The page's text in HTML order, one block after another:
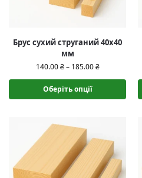
Брус сухий струганий 40х40
мм
140.00₴ – 185.00₴
Оберіть опції